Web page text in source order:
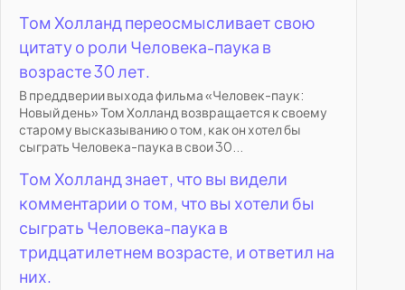
Том Холланд переосмысливает свою
цитату о роли Человека-паука в
возрасте 30 лет.
В преддверии выхода фильма «Человек-паук:
Новый день» Том Холланд возвращается к своему
старому высказыванию о том, как он хотел бы
сыграть Человека-паука в свои 30...
Том Холланд знает, что вы видели
комментарии о том, что вы хотели бы
сыграть Человека-паука в
тридцатилетнем возрасте, и ответил на
них.